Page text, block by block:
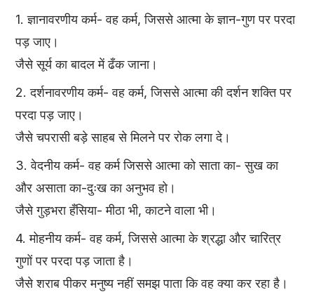
1. ज्ञानावरणीय कर्म- वह कर्म, जिससे आत्मा के ज्ञान-गुण पर परदा
पड़ जाए।
जैसे सूर्य का बादल में ढँक जाना।
2. दर्शनावरणीय कर्म- वह कर्म, जिससे आत्मा की दर्शन शक्ति पर
परदा पड़ जाए।
जैसे चपरासी बड़े साहब से मिलने पर रोक लगा दे।
3. वेदनीय कर्म- वह कर्म जिससे आत्मा को साता का- सुख का
और असाता का-दुःख का अनुभव हो।
जैसे गुड़भरा हँसिया- मीठा भी, काटने वाला भी।
4. मोहनीय कर्म- वह कर्म, जिससे आत्मा के श्रद्धा और चारित्र
गुणों पर परदा पड़ जाता है।
जैसे शराब पीकर मनुष्य नहीं समझ पाता कि वह क्या कर रहा है।